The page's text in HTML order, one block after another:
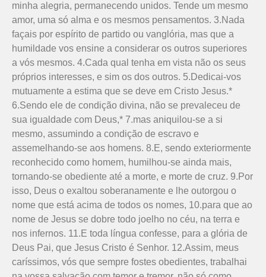
minha alegria, permanecendo unidos. Tende um mesmo
amor, uma só alma e os mesmos pensamentos. 3.Nada
façais por espírito de partido ou vanglória, mas que a
humildade vos ensine a considerar os outros superiores
a vós mesmos. 4.Cada qual tenha em vista não os seus
próprios interesses, e sim os dos outros. 5.Dedicai-vos
mutuamente a estima que se deve em Cristo Jesus.*
6.Sendo ele de condição divina, não se prevaleceu de
sua igualdade com Deus,* 7.mas aniquilou-se a si
mesmo, assumindo a condição de escravo e
assemelhando-se aos homens. 8.E, sendo exteriormente
reconhecido como homem, humilhou-se ainda mais,
tornando-se obediente até a morte, e morte de cruz. 9.Por
isso, Deus o exaltou soberanamente e lhe outorgou o
nome que está acima de todos os nomes, 10.para que ao
nome de Jesus se dobre todo joelho no céu, na terra e
nos infernos. 11.E toda língua confesse, para a glória de
Deus Pai, que Jesus Cristo é Senhor. 12.Assim, meus
caríssimos, vós que sempre fostes obedientes, trabalhai